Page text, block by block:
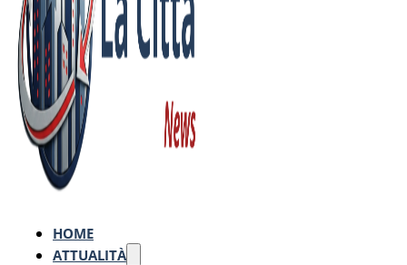
HOME
ATTUALITÀ